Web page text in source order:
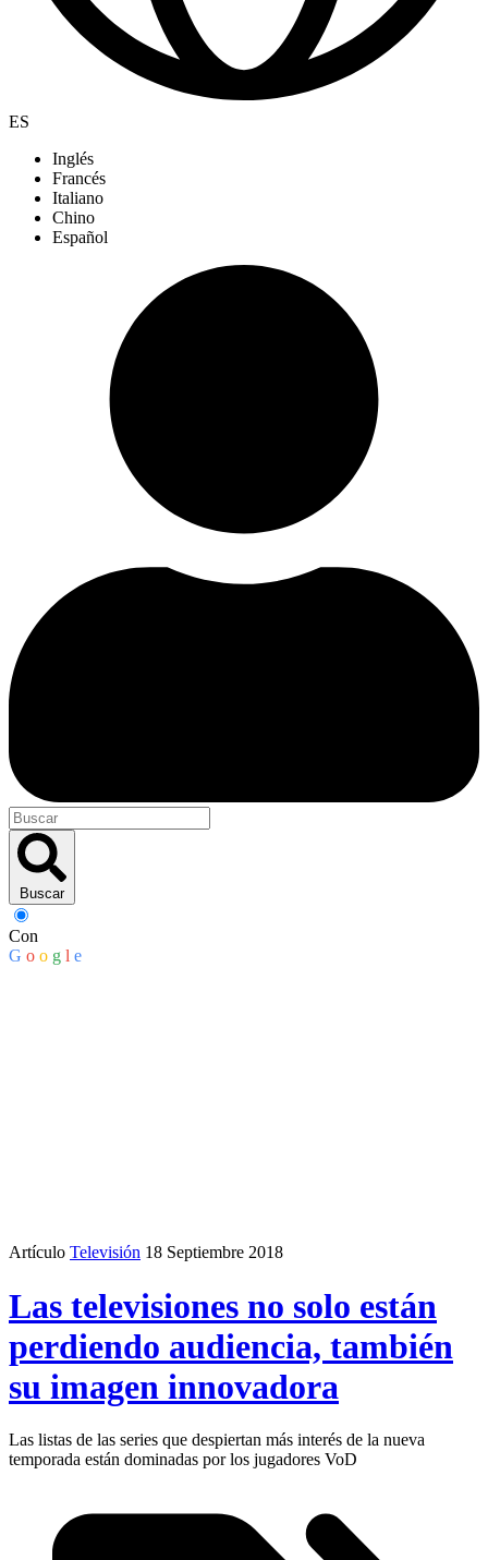
ES
Inglés
Francés
Italiano
Chino
Español
Buscar
Con
G o o g l e
Artículo Televisión 18 Septiembre 2018
Las televisiones no solo están
perdiendo audiencia, también
su imagen innovadora
Las listas de las series que despiertan más interés de la nueva
temporada están dominadas por los jugadores VoD